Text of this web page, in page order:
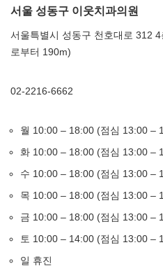
서울 성동구 이웃치과의원
서울특별시 성동구 천호대로 312
로부터 190m)
02-2216-6662
월 10:00 – 18:00 (점심 13:00 –
화 10:00 – 18:00 (점심 13:00 –
수 10:00 – 18:00 (점심 13:00 –
목 10:00 – 18:00 (점심 13:00 –
금 10:00 – 18:00 (점심 13:00 –
토 10:00 – 14:00 (점심 13:00 –
일 휴진